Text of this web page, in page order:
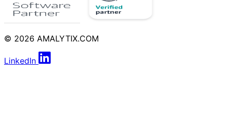
© 2026 AMALYTIX.COM
LinkedIn